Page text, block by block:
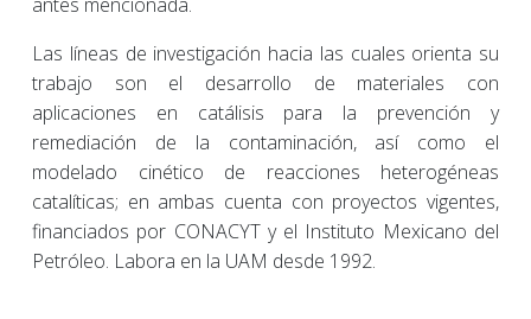
antes mencionada.
Las líneas de investigación hacia las cuales orienta su
trabajo son el desarrollo de materiales con
aplicaciones en catálisis para la prevención y
remediación de la contaminación, así como el
modelado cinético de reacciones heterogéneas
catalíticas; en ambas cuenta con proyectos vigentes,
financiados por CONACYT y el Instituto Mexicano del
Petróleo. Labora en la UAM desde 1992.